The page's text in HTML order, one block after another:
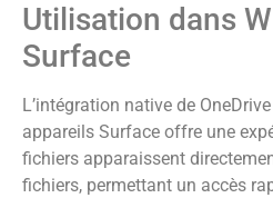
Utilisation dans
Surface
L’intégration native de
appareils Surface offre une
fichiers apparaissent
fichiers, permettant un accès